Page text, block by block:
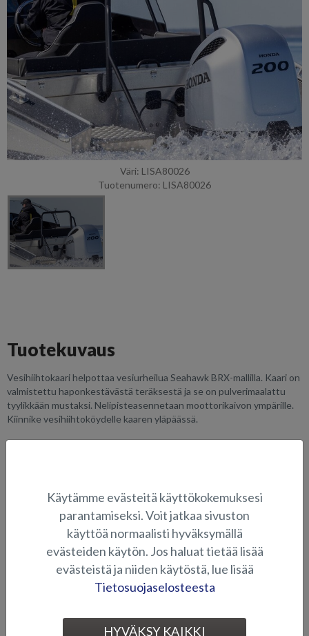
Väri: LISA80026
Tuotenumero: LISA80026
Tuotekuvaus
Vesihiihtokaari helpottaa vesiurheilua Seahawk BRX-mallilla. Kaari on
valmistettu haponkestävästä teräksestä ja se on pulverimaalattu
tyylikkään mustaksi. Nelipisteasennetaan moottorikaivon ympärille.
Kiinnike vesihiihtoköydelle kaaren yläpäässä.
KAITEET JA VESIHIIHTOTANGOT
Käytämme evästeitä käyttökokemuksesi
parantamiseksi. Voit jatkaa sivuston
käyttöä normaalisti hyväksymällä
evästeiden käytön. Jos haluat tietää lisää
evästeistä ja niiden käytöstä, lue lisää
Tietosuojaselosteesta
HYVÄKSY KAIKKI